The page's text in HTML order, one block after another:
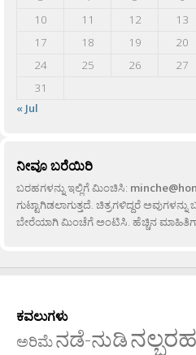
10
11 12 13
17
18 19 20
24
25 26 27
31
« Jul
ನೀವೂ ಬರೆಯಿರಿ
ಬರಹಗಳನ್ನು ಇಲ್ಲಿಗೆ ಮಿಂಚಿಸಿ:
ಗುಟ್ಟಾಗಿಡಲಾಗುತ್ತದೆ. ಚಿತ್ರಗಳಿದ್ದರೆ
ಬೇರೆಯಾಗಿ ಮಿಂಚೆಗೆ ಅಂಟಿಸಿ. ಹೆಚ್ಚಿನ
ಕವಲುಗಳು
ಅರಿಮೆನಡೆ-ನುಡಿನಲ್ಬರಹ